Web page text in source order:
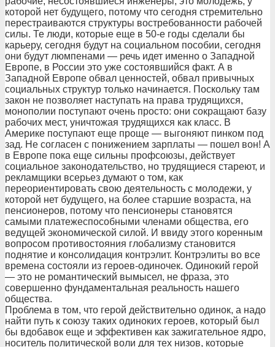
которой нет будущего, потому что сегодня стремительно
перестраиваются структуры востребованности рабочей
силы. Те люди, которые еще в 50-е годы сделали бы
карьеру, сегодня будут на социальном пособии, сегодня
они будут люмпенами — речь идет именно о Западной
Европе, в России это уже состоявшийся факт. А в
Западной Европе обвал ценностей, обвал привычных
социальных структур только начинается. Поскольку там
закон не позволяет наступать на права трудящихся,
монополии поступают очень просто: они сокращают базу
рабочих мест, уничтожая трудящихся как класс. В
Америке поступают еще проще — выгоняют пинком под
зад. Не согласен с понижением зарплаты — пошел вон! А
в Европе пока еще сильны профсоюзы, действует
социальное законодательство, но трудящиеся стареют, и
рекламщики всерьез думают о том, как
переориентировать свою деятельность с молодежи, у
которой нет будущего, на более старшие возраста, на
пенсионеров, потому что пенсионеры становятся
самыми платежеспособными членами общества, его
ведущей экономической силой. И ввиду этого коренным
вопросом противостояния глобализму становится
поднятие и консолидация контрэлит. Контрэлиты во все
времена состояли из героев-одиночек. Одинокий герой
— это не романтический вымысел, не фраза, это
совершенно фундаментальная реальность нашего
общества.
Проблема в том, что герой действительно одинок, а надо
найти путь к союзу таких одиноких героев, который был
бы вдобавок еще и эффективен как зажигательное ядро,
носитель политической воли для тех низов, которые